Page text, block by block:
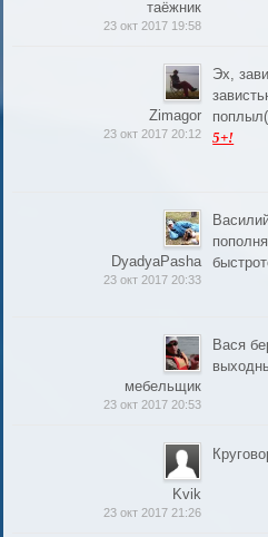
таёжник
23 окт 2017 19:58
Zimagor
23 окт 2017 20:12
Эх,
5+!
DyadyaPasha
23 окт 2017 20:33
мебельщик
23 окт 2017 20:53
Вася
Kvik
23 окт 2017 21:26